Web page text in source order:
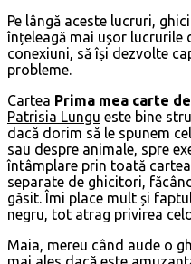
Pe lângă aceste lucruri,
înțeleagă mai ușor
conexiuni, să își dezvolte
probleme.
Cartea Prima mea carte
Patrisia Lungu este bine
dacă dorim să le spunem
sau despre animale, spre
întâmplare prin toată
separate de ghicitori,
găsit. Îmi place mult și
negru, tot atrag privirea
Maia, mereu când aude o